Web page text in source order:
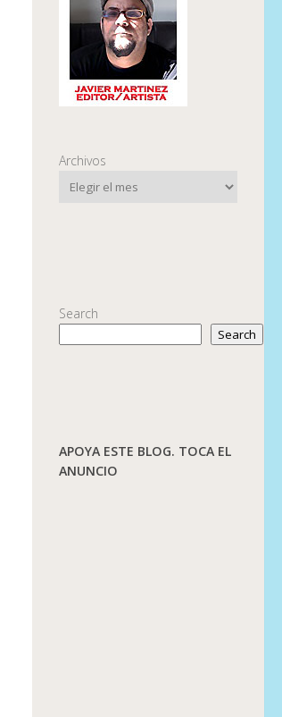
Archivos
Search
Search
APOYA ESTE BLOG. TOCA EL
ANUNCIO